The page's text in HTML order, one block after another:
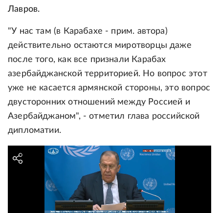
Лавров.
"У нас там (в Карабахе - прим. автора)
действительно остаются миротворцы даже
после того, как все признали Карабах
азербайджанской территорией. Но вопрос этот
уже не касается армянской стороны, это вопрос
двусторонних отношений между Россией и
Азербайджаном", - отметил глава российской
дипломатии.